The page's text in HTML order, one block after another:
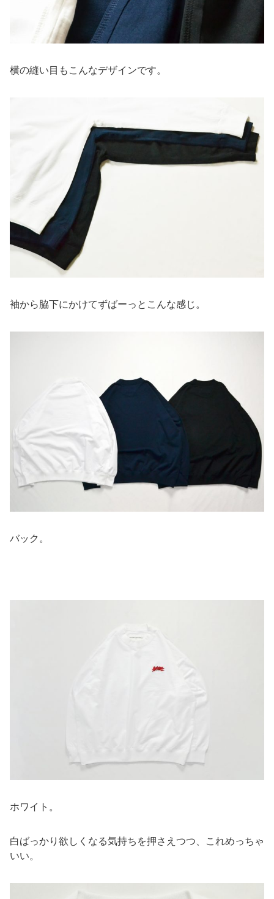
横の縫い目もこんなデザインです。
袖から脇下にかけてずばーっとこんな感じ。
バック。
ホワイト。
白ばっかり欲しくなる気持ちを押さえつつ、これめっちゃ
いい。